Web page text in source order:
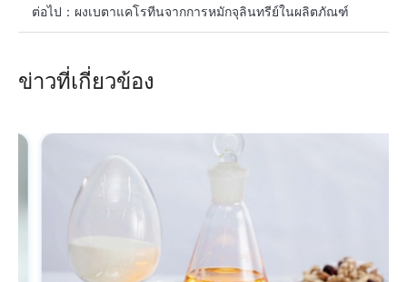
สาหร่ายสำหรับเครื่องสำอาง
ต่อไป： ผงเบตาแคโรทีนจากการหมักจุลินทรีย์ในผลิตภัณฑ์
ข่าวที่เกี่ยวข้อง